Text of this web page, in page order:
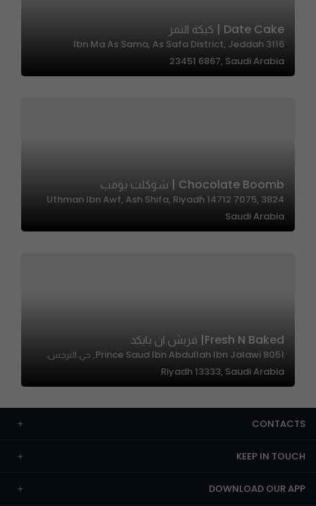
Date Cake | كيكة التمر
3116 Ibn Ma As Sama, As Safa District, Jeddah
23451 6867, Saudi Arabia
Chocolate Boomb | شوكلت بومب
3824 Uthman Ibn Awf, Ash Shifa, Riyadh 14712 7075,
Saudi Arabia
Fresh N Baked| فريش ان بايكد
8051 Prince Saud Ibn Abdullah Ibn Jalawi, حي النرجس،
Riyadh 13333, Saudi Arabia
CONTACTS
KEEP IN TOUCH
DOWNLOAD OUR APP